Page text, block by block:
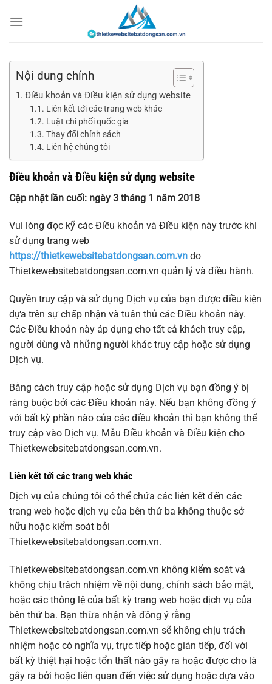
đến
Nội dung chính
Điều khoản và Điều kiện sử dụng website
Liên kết tới các trang web khác
Luật chi phối quốc gia
Thay đổi chính sách
Liên hệ chúng tôi
Điều khoản và Điều kiện sử dụng website
Cập nhật lần cuối: ngày 3 tháng 1 năm 2018
Vui lòng đọc kỹ các Điều khoản và Điều kiện này trước khi
sử dụng trang web
https://thietkewebsitebatdongsan.com.vn do
Thietkewebsitebatdongsan.com.vn quản lý và điều hành.
Quyền truy cập và sử dụng Dịch vụ của bạn được điều kiện
dựa trên sự chấp nhận và tuân thủ các Điều khoản này.
Các Điều khoản này áp dụng cho tất cả khách truy cập,
người dùng và những người khác truy cập hoặc sử dụng
Dịch vụ.
Bằng cách truy cập hoặc sử dụng Dịch vụ bạn đồng ý bị
ràng buộc bởi các Điều khoản này. Nếu bạn không đồng ý
với bất kỳ phần nào của các điều khoản thì bạn không thể
truy cập vào Dịch vụ. Mẫu Điều khoản và Điều kiện cho
Thietkewebsitebatdongsan.com.vn.
Liên kết tới các trang web khác
Dịch vụ của chúng tôi có thể chứa các liên kết đến các
trang web hoặc dịch vụ của bên thứ ba không thuộc sở
hữu hoặc kiểm soát bởi
Thietkewebsitebatdongsan.com.vn.
Thietkewebsitebatdongsan.com.vn không kiểm soát và
không chịu trách nhiệm về nội dung, chính sách bảo mật,
hoặc các thông lệ của bất kỳ trang web hoặc dịch vụ của
bên thứ ba. Bạn thừa nhận và đồng ý rằng
Thietkewebsitebatdongsan.com.vn sẽ không chịu trách
nhiệm hoặc có nghĩa vụ, trực tiếp hoặc gián tiếp, đối với
bất kỳ thiệt hại hoặc tổn thất nào gây ra hoặc được cho là
gây ra bởi hoặc liên quan đến việc sử dụng hoặc dựa vào